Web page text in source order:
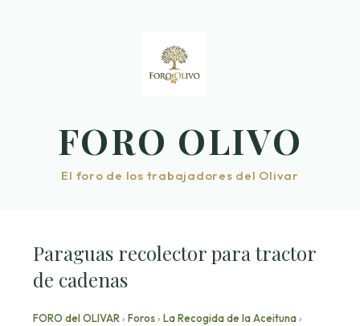
FORO OLIVO
El foro de los trabajadores del Olivar
Paraguas recolector para tractor
de cadenas
FORO del OLIVAR › Foros › La Recogida de la Aceituna ›